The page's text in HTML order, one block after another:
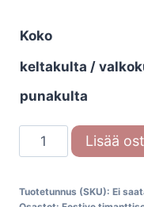
Koko
keltakulta /
punakulta
Festive
Madison
092M
Lisää
Tuotetunnus (SKU): Ei